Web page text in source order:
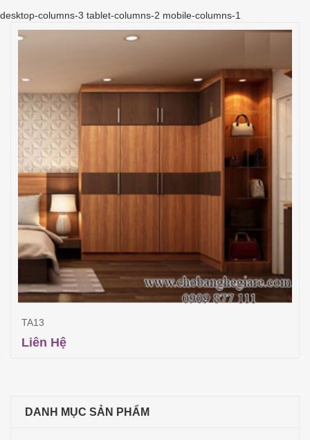
desktop-columns-3 tablet-columns-2 mobile-columns-1
TA13
Liên Hệ
DANH MỤC SẢN PHẨM